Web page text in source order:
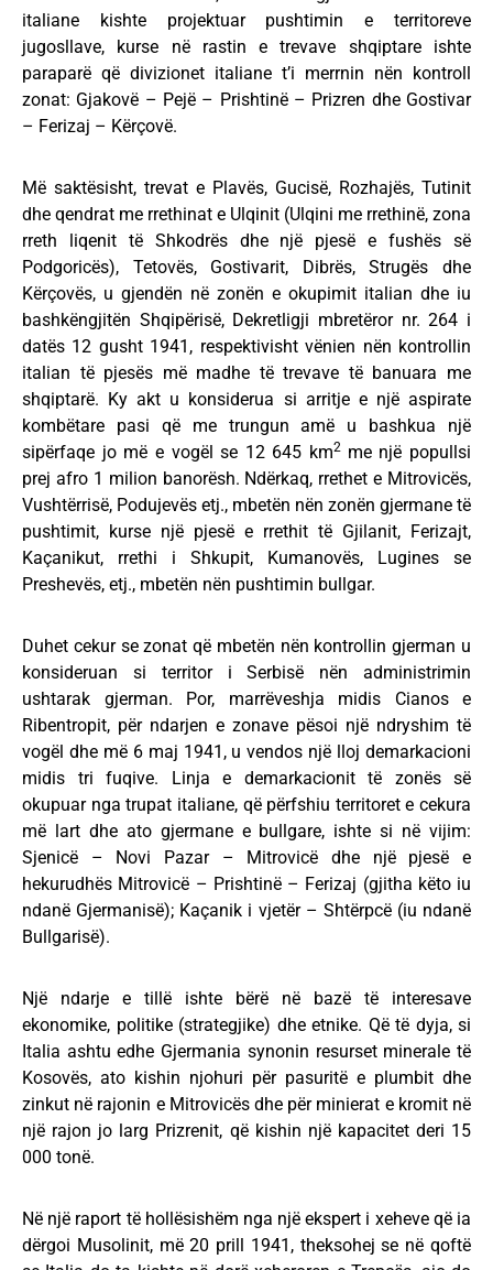
italiane kishte projektuar pushtimin e territoreve
jugosllave, kurse në rastin e trevave shqiptare ishte
paraparë që divizionet italiane t’i merrnin nën kontroll
zonat: Gjakovë – Pejë – Prishtinë – Prizren dhe Gostivar
– Ferizaj – Kërçovë.
Më saktësisht, trevat e Plavës, Gucisë, Rozhajës, Tutinit
dhe qendrat me rrethinat e Ulqinit (Ulqini me rrethinë, zona
rreth liqenit të Shkodrës dhe një pjesë e fushës së
Podgoricës), Tetovës, Gostivarit, Dibrës, Strugës dhe
Kërçovës, u gjendën në zonën e okupimit italian dhe iu
bashkëngjitën Shqipërisë, Dekretligji mbretëror nr. 264 i
datës 12 gusht 1941, respektivisht vënien nën kontrollin
italian të pjesës më madhe të trevave të banuara me
shqiptarë. Ky akt u konsiderua si arritje e një aspirate
kombëtare pasi që me trungun amë u bashkua një
sipërfaqe jo më e vogël se 12 645 km2 me një popullsi
prej afro 1 milion banorësh. Ndërkaq, rrethet e Mitrovicës,
Vushtërrisë, Podujevës etj., mbetën nën zonën gjermane të
pushtimit, kurse një pjesë e rrethit të Gjilanit, Ferizajt,
Kaçanikut, rrethi i Shkupit, Kumanovës, Lugines se
Preshevës, etj., mbetën nën pushtimin bullgar.
Duhet cekur se zonat që mbetën nën kontrollin gjerman u
konsideruan si territor i Serbisë nën administrimin
ushtarak gjerman. Por, marrëveshja midis Cianos e
Ribentropit, për ndarjen e zonave pësoi një ndryshim të
vogël dhe më 6 maj 1941, u vendos një lloj demarkacioni
midis tri fuqive. Linja e demarkacionit të zonës së
okupuar nga trupat italiane, që përfshiu territoret e cekura
më lart dhe ato gjermane e bullgare, ishte si në vijim:
Sjenicë – Novi Pazar – Mitrovicë dhe një pjesë e
hekurudhës Mitrovicë – Prishtinë – Ferizaj (gjitha këto iu
ndanë Gjermanisë); Kaçanik i vjetër – Shtërpcë (iu ndanë
Bullgarisë).
Një ndarje e tillë ishte bërë në bazë të interesave
ekonomike, politike (strategjike) dhe etnike. Që të dyja, si
Italia ashtu edhe Gjermania synonin resurset minerale të
Kosovës, ato kishin njohuri për pasuritë e plumbit dhe
zinkut në rajonin e Mitrovicës dhe për minierat e kromit në
një rajon jo larg Prizrenit, që kishin një kapacitet deri 15
000 tonë.
Në një raport të hollësishëm nga një ekspert i xeheve që ia
dërgoi Musolinit, më 20 prill 1941, theksohej se në qoftë